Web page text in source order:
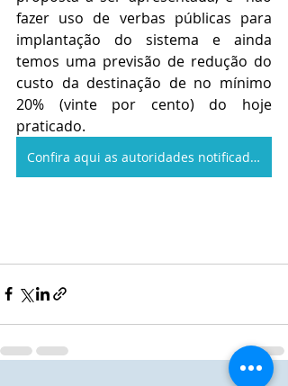
fazer uso de verbas públicas para
implantação do sistema e ainda
temos uma previsão de redução do
custo da destinação de no mínimo
20% (vinte por cento) do hoje
praticado.
Confira aqui as autoridades notificadas no Estado